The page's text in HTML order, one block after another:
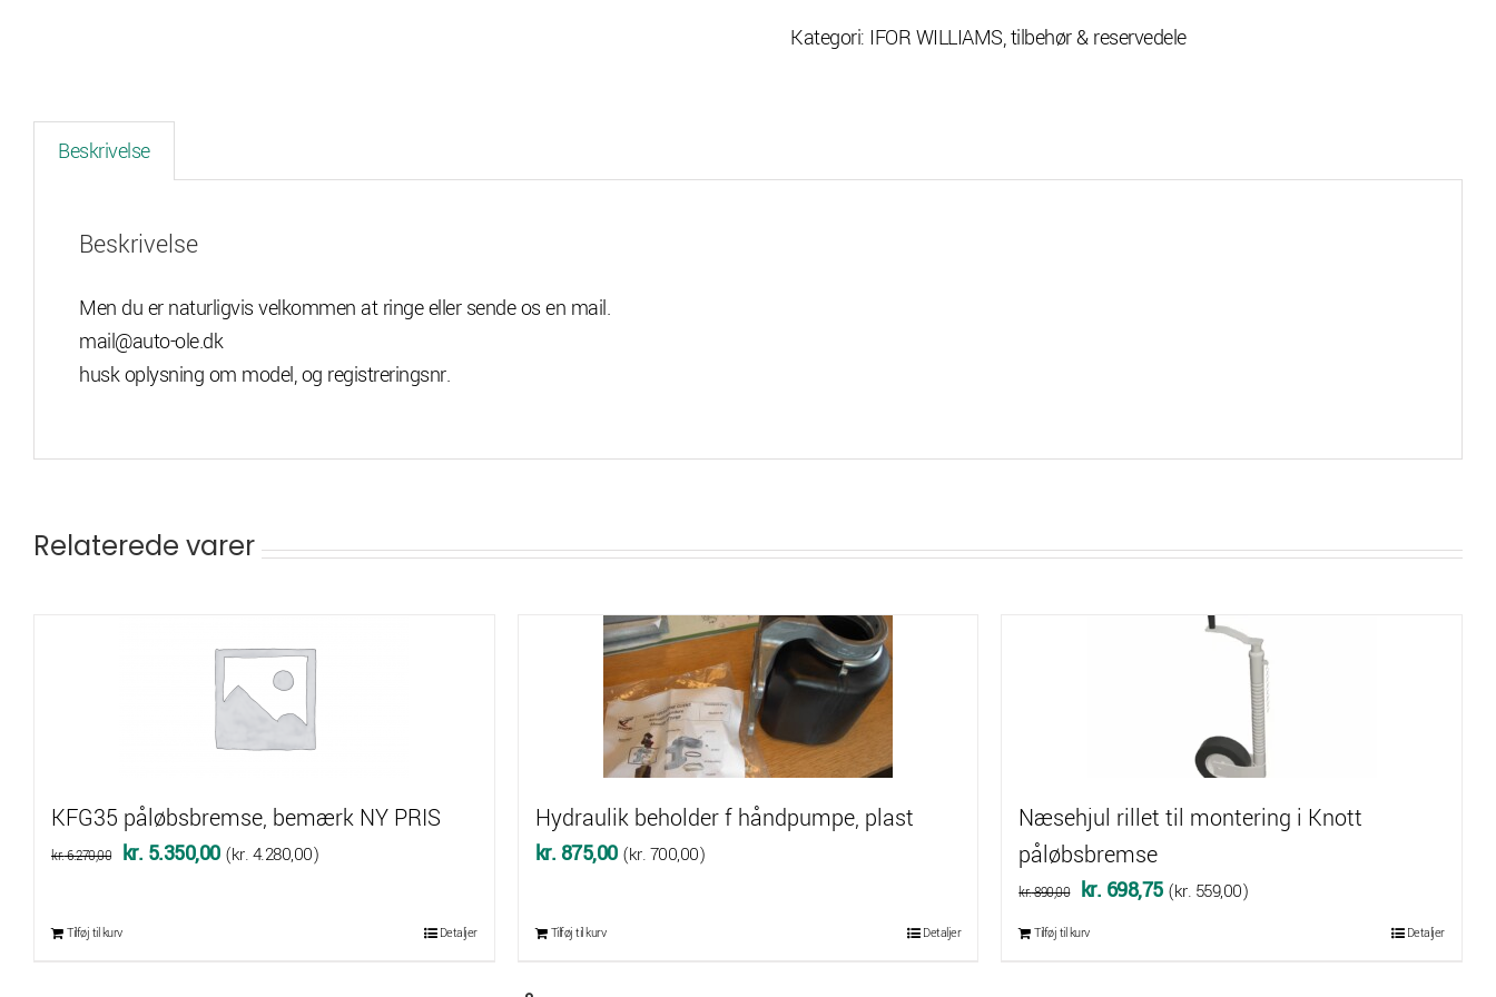
reservedele
Kategori: IFOR WILLIAMS, tilbehør & reservedele
Beskrivelse
Beskrivelse
Men du er naturligvis velkommen at ringe eller sende os en mail.
mail@auto-ole.dk
husk oplysning om model, og registreringsnr.
Relaterede varer
KFG35 påløbsbremse, bemærk NY PRIS
kr.6.270,00
Den
kr. 5.350,00Den
(kr.4.280,00)
Tilføj til kurv Detaljer
Hydraulik beholder f håndpumpe, plast
kr. 875,00 (kr.700,00)
Tilføj til kurv Detaljer
Næsehjul rillet til montering i Knott
påløbsbremse
kr.890,00
Den
kr. 698,75Den
(kr. 559,00)
Tilføj til kurv Detaljer